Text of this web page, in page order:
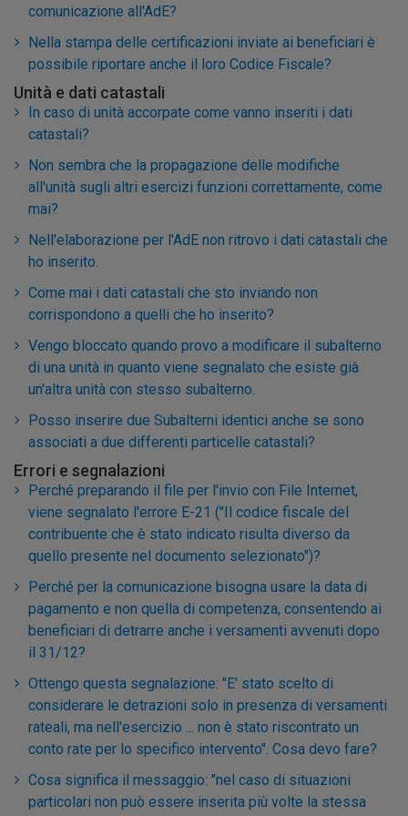
comunicazione all'AdE?
Nella stampa delle certificazioni inviate ai beneficiari è
possibile riportare anche il loro Codice Fiscale?
Unità e dati catastali
In caso di unità accorpate come vanno inseriti i dati
catastali?
Non sembra che la propagazione delle modifiche
all'unità sugli altri esercizi funzioni correttamente, come
mai?
Nell'elaborazione per l'AdE non ritrovo i dati catastali che
ho inserito.
Come mai i dati catastali che sto inviando non
corrispondono a quelli che ho inserito?
Vengo bloccato quando provo a modificare il subalterno
di una unità in quanto viene segnalato che esiste già
un'altra unità con stesso subalterno.
Posso inserire due Subalterni identici anche se sono
associati a due differenti particelle catastali?
Errori e segnalazioni
Perché preparando il file per l'invio con File Internet,
viene segnalato l'errore E-21 ("Il codice fiscale del
contribuente che è stato indicato risulta diverso da
quello presente nel documento selezionato")?
Perché per la comunicazione bisogna usare la data di
pagamento e non quella di competenza, consentendo ai
beneficiari di detrarre anche i versamenti avvenuti dopo
il 31/12?
Ottengo questa segnalazione: "E' stato scelto di
considerare le detrazioni solo in presenza di versamenti
rateali, ma nell'esercizio ... non è stato riscontrato un
conto rate per lo specifico intervento". Cosa devo fare?
Cosa significa il messaggio: "nel caso di situazioni
particolari non può essere inserita più volte la stessa